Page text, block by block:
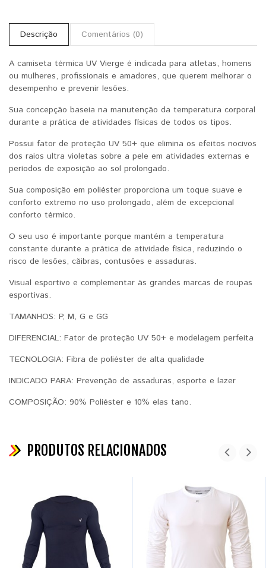
Descrição Comentários (0)
A camiseta térmica UV Vierge é indicada para atletas, homens
ou mulheres, profissionais e amadores, que querem melhorar o
desempenho e prevenir lesões.
Sua concepção baseia na manutenção da temperatura corporal
durante a prática de atividades físicas de todos os tipos.
Possui fator de proteção UV 50+ que elimina os efeitos nocivos
dos raios ultra violetas sobre a pele em atividades externas e
períodos de exposição ao sol prolongado.
Sua composição em poliéster proporciona um toque suave e
conforto extremo no uso prolongado, além de excepcional
conforto térmico.
O seu uso é importante porque mantém a temperatura
constante durante a prática de atividade física, reduzindo o
risco de lesões, cãibras, contusões e assaduras.
Visual esportivo e complementar às grandes marcas de roupas
esportivas.
TAMANHOS: P, M, G e GG
DIFERENCIAL: Fator de proteção UV 50+ e modelagem perfeita
TECNOLOGIA: Fibra de poliéster de alta qualidade
INDICADO PARA: Prevenção de assaduras, esporte e lazer
COMPOSIÇÃO: 90% Poliéster e 10% elas tano.
PRODUTOS RELACIONADOS